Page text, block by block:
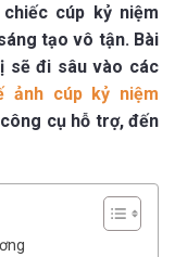
cúp kỷ niệm
tạo vô tận. Bài
sẽ đi sâu vào các
ảnh cúp kỷ niệm
cụ hỗ trợ, đến